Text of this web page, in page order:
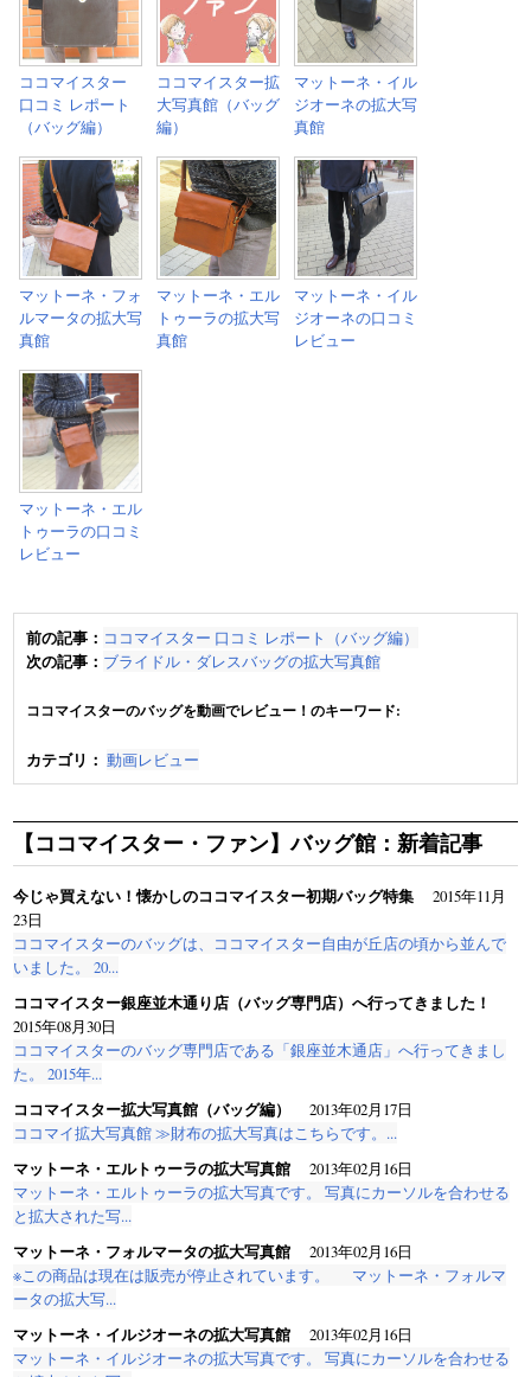
ココマイスター
口コミ レポート
（バッグ編）
ココマイスター拡
大写真館（バッグ
編）
マットーネ・イル
ジオーネの拡大写
真館
マットーネ・フォ
ルマータの拡大写
真館
マットーネ・エル
トゥーラの拡大写
真館
マットーネ・イル
ジオーネの口コミ
レビュー
マットーネ・エル
トゥーラの口コミ
レビュー
前の記事： ココマイスター 口コミ レポート（バッグ編）
次の記事： ブライドル・ダレスバッグの拡大写真館
ココマイスターのバッグを動画でレビュー！のキーワード:
カテゴリ：動画レビュー
【ココマイスター・ファン】バッグ館：新着記事
今じゃ買えない！懐かしのココマイスター初期バッグ特集 2015年11月
23日
ココマイスターのバッグは、ココマイスター自由が丘店の頃から並んで
いました。 20...
ココマイスター銀座並木通り店（バッグ専門店）へ行ってきました！
2015年08月30日
ココマイスターのバッグ専門店である「銀座並木通店」へ行ってきまし
た。 2015年...
ココマイスター拡大写真館（バッグ編）
2013年02月17日
ココマイ拡大写真館 ≫財布の拡大写真はこちらです。...
マットーネ・エルトゥーラの拡大写真館 2013年02月16日
マットーネ・エルトゥーラの拡大写真です。 写真にカーソルを合わせる
と拡大された写...
マットーネ・フォルマータの拡大写真館 2013年02月16日
※この商品は現在は販売が停止されています。 マットーネ・フォルマ
ータの拡大写...
マットーネ・イルジオーネの拡大写真館 2013年02月16日
マットーネ・イルジオーネの拡大写真です。 写真にカーソルを合わせる